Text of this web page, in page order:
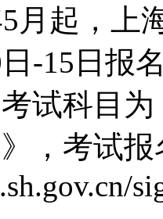
起，上
-15日报
试科目
，考试